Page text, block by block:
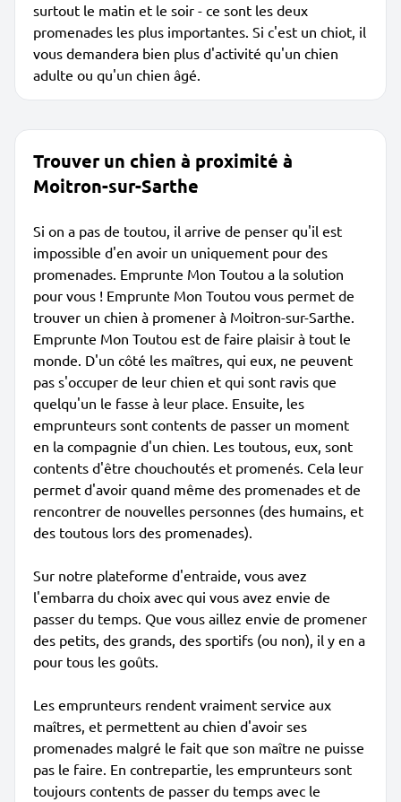
surtout le matin et le soir - ce sont les deux
promenades les plus importantes. Si c'est un chiot, il
vous demandera bien plus d'activité qu'un chien
adulte ou qu'un chien âgé.
Trouver un chien à proximité à
Moitron-sur-Sarthe
Si on a pas de toutou, il arrive de penser qu'il est
impossible d'en avoir un uniquement pour des
promenades. Emprunte Mon Toutou a la solution
pour vous ! Emprunte Mon Toutou vous permet de
trouver un chien à promener à Moitron-sur-Sarthe.
Emprunte Mon Toutou est de faire plaisir à tout le
monde. D'un côté les maîtres, qui eux, ne peuvent
pas s'occuper de leur chien et qui sont ravis que
quelqu'un le fasse à leur place. Ensuite, les
emprunteurs sont contents de passer un moment
en la compagnie d'un chien. Les toutous, eux, sont
contents d'être chouchoutés et promenés. Cela leur
permet d'avoir quand même des promenades et de
rencontrer de nouvelles personnes (des humains, et
des toutous lors des promenades).
Sur notre plateforme d'entraide, vous avez
l'embarra du choix avec qui vous avez envie de
passer du temps. Que vous aillez envie de promener
des petits, des grands, des sportifs (ou non), il y en a
pour tous les goûts.
Les emprunteurs rendent vraiment service aux
maîtres, et permettent au chien d'avoir ses
promenades malgré le fait que son maître ne puisse
pas le faire. En contrepartie, les emprunteurs sont
toujours contents de passer du temps avec le